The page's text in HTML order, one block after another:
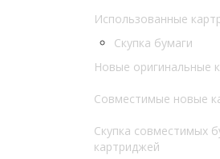
Использованные
Скупка бумаги
Новые оригинальные
Совместимые новые
Скупка совместимых
картриджей